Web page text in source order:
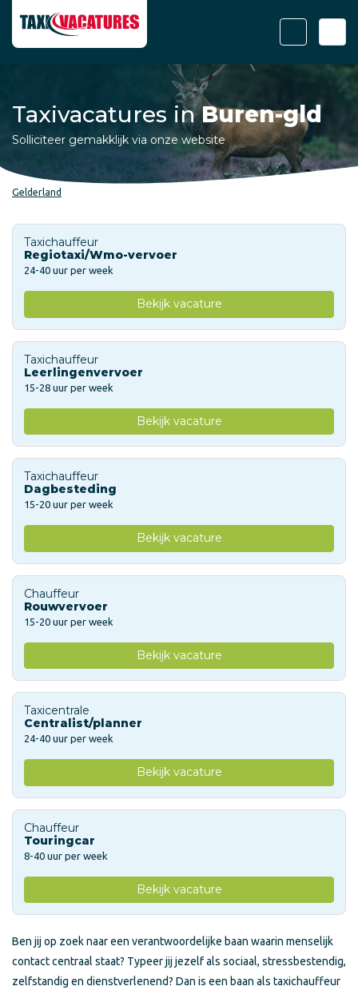
Taxivacatures inBuren-gld
Solliciteer gemakklijk via onze website
Gelderland
Taxichauffeur
Regiotaxi/Wmo-vervoer
24-40 uur per week
Bekijk vacature
Taxichauffeur
Leerlingenvervoer
15-28 uur per week
Bekijk vacature
Taxichauffeur
Dagbesteding
15-20 uur per week
Bekijk vacature
Chauffeur
Rouwvervoer
15-20 uur per week
Bekijk vacature
Taxicentrale
Centralist/planner
24-40 uur per week
Bekijk vacature
Chauffeur
Touringcar
8-40 uur per week
Bekijk vacature
Ben jij op zoek naar een verantwoordelijke baan waarin menselijk
contact centraal staat? Typeer jij jezelf als sociaal, stressbestendig,
zelfstandig en dienstverlenend? Dan is een baan als taxichauffeur